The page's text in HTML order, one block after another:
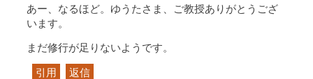
あー、なるほど。ゆうたさま、ご教授ありがとうござ
います。
まだ修行が足りないようです。
引用 返信